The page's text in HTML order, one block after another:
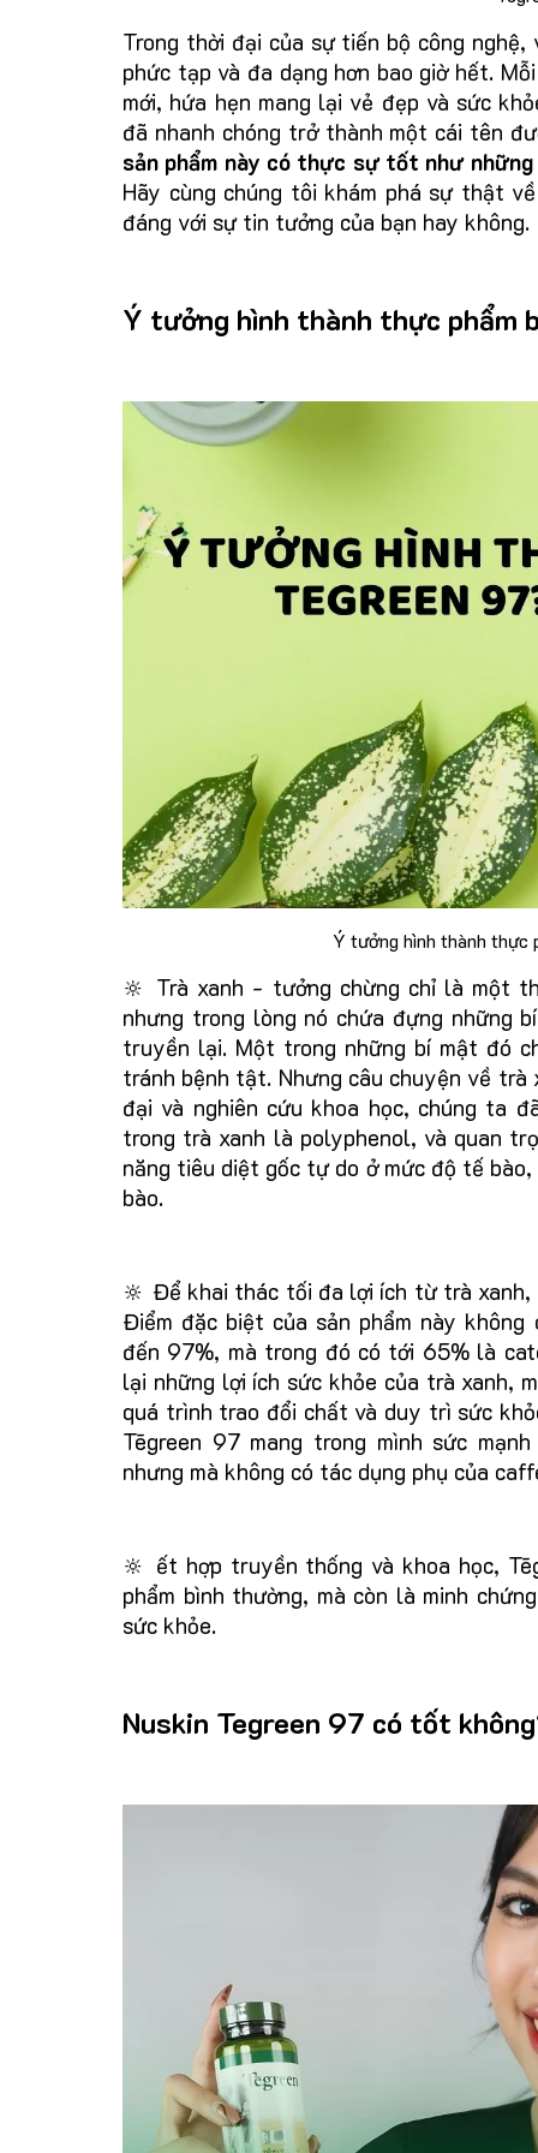
Trong thời đại của sự tiến bộ công
phức tạp và đa dạng hơn bao giờ hết.
mới, hứa hẹn mang lại vẻ đẹp và sức
đã nhanh chóng trở thành một cái tên
sản phẩm này có thực sự tốt như
Hãy cùng chúng tôi khám phá sự thật
đáng với sự tin tưởng của bạn hay không.
Ý tưởng hình thành thực phẩm
Ý tưởng hình thành thực
🔆 Trà xanh - tưởng chừng chỉ là một
nhưng trong lòng nó chứa đựng những
truyền lại. Một trong những bí mật đó
tránh bệnh tật. Nhưng câu chuyện về trà
đại và nghiên cứu khoa học, chúng ta
trong trà xanh là polyphenol, và quan
năng tiêu diệt gốc tự do ở mức độ tế
bào.
🔆 Để khai thác tối đa lợi ích từ trà xanh,
Điểm đặc biệt của sản phẩm này
đến 97%, mà trong đó có tới 65% là
lại những lợi ích sức khỏe của trà xanh,
quá trình trao đổi chất và duy trì sức
Tēgreen 97 mang trong mình sức
nhưng mà không có tác dụng phụ của
🔆 ết hợp truyền thống và khoa học,
phẩm bình thường, mà còn là minh
sức khỏe.
Nuskin Tegreen 97 có tốt